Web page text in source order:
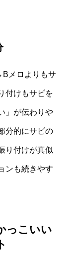
メロよりもサ
付けもサビを
」が伝わりや
分的にサビの
り付けが真似
ンも続きやす
っこいい